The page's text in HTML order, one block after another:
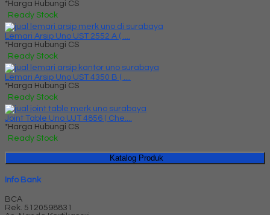
*Harga Hubungi CS
Ready Stock
Lemari Arsip Uno UST 2552 A ( ....
*Harga Hubungi CS
Ready Stock
Lemari Arsip Uno UST 4350 B ( ....
*Harga Hubungi CS
Ready Stock
Joint Table Uno UJT 4856 ( Che....
*Harga Hubungi CS
Ready Stock
Katalog Produk
Info Bank
BCA
Rek. 5120598831